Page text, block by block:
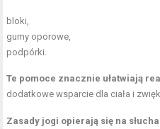
bloki,
gumy oporowe
podpórki.
Te pomoce znacznie ułatwiają
dodatkowe wsparcie dla ciała i
Zasady jogi opierają się na